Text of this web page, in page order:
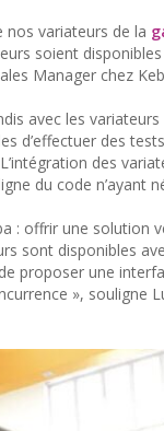
nos variateurs de la
soient
Manager chez
avec les
d’effectuer des
des
du code n’ayant
: offrir une
sont disponibles
proposer une
», souligne